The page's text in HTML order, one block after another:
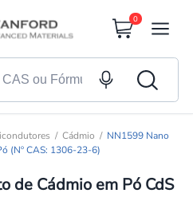
0
Cádmio
NN1599 Nano
(Nº CAS: 1306-23-6)
de Cádmio em Pó CdS